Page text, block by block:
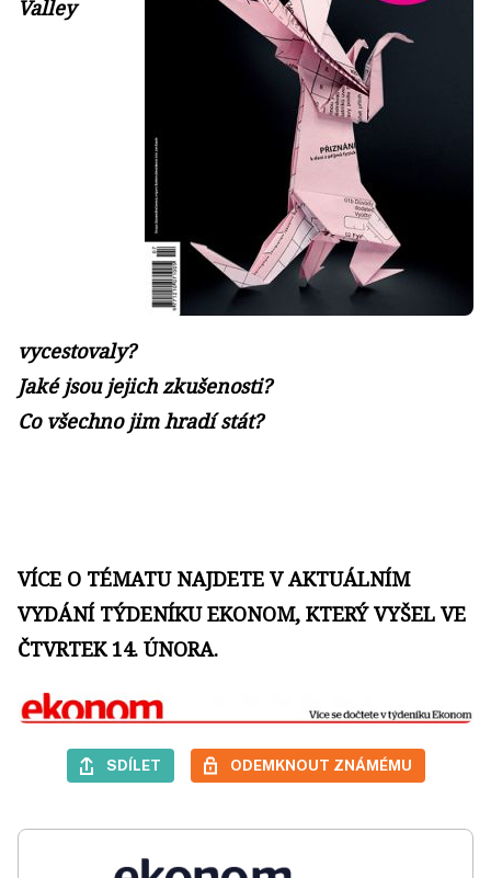
Valley
vycestovaly?
Jaké jsou jejich zkušenosti?
Co všechno jim hradí stát?
VÍCE O TÉMATU NAJDETE V AKTUÁLNÍM
VYDÁNÍ TÝDENÍKU EKONOM, KTERÝ VYŠEL VE
ČTVRTEK 14. ÚNORA.
SDÍLET ODEMKNOUT ZNÁMÉMU